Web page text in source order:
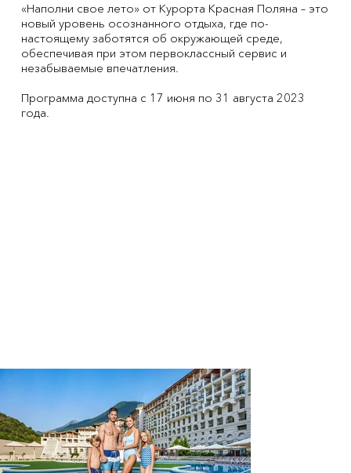
«Наполни свое лето» от Курорта Красная Поляна – это
новый уровень осознанного отдыха, где по-
настоящему заботятся об окружающей среде,
обеспечивая при этом первоклассный сервис и
незабываемые впечатления.
Программа доступна с 17 июня по 31 августа 2023
года.